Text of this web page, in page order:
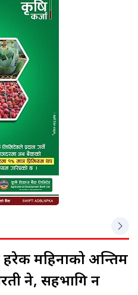
महिनाको अन्तिम
हुने, सहभागि हुन